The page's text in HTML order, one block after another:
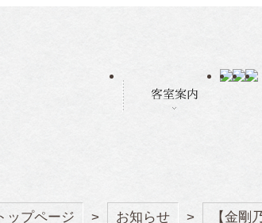
ップページ > お知らせ > 【金剛